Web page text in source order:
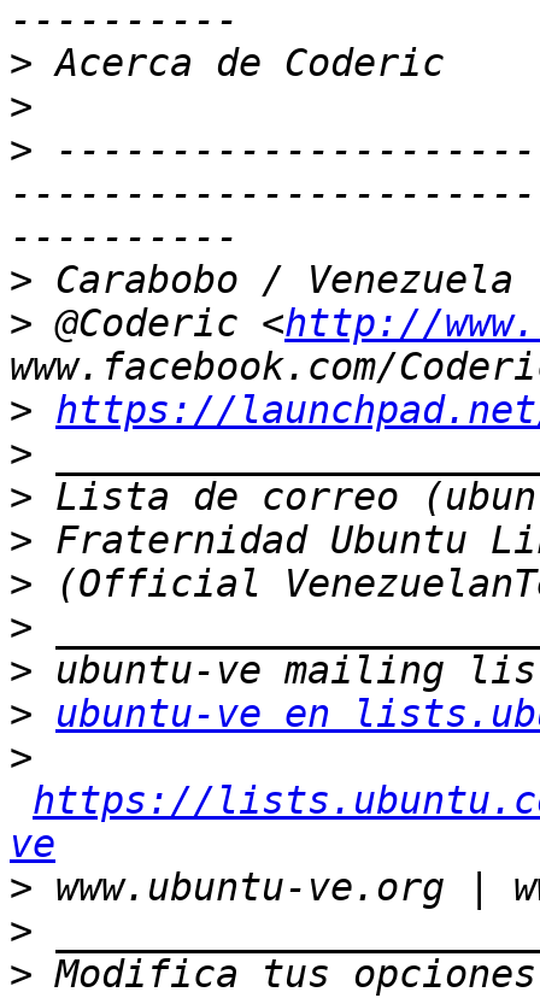
>
>
>
>
> @Coderic <http://
> https://
>
>
>
>
>
>
>
ubuntu-ve en
>
https://
ve
>
>
> Modifica tus